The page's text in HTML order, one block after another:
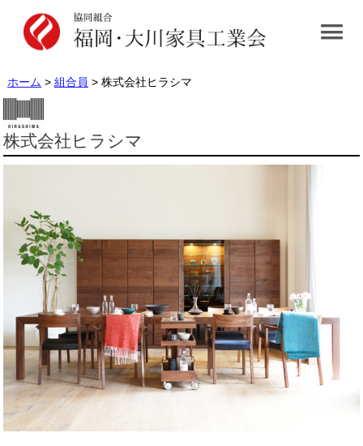
ホーム > 組合員 > 株式会社ヒラシマ
株式会社ヒラシマ